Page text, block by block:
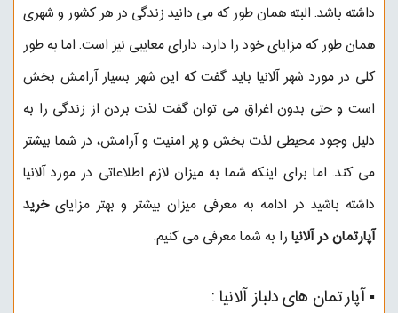
داشته باشد. البته همان طور که می دانید زندگی در هر کشور و شهری
همان طور که مزایای خود را دارد، دارای معایبی نیز است. اما به طور
کلی در مورد شهر آلانیا باید گفت که این شهر بسیار آرامش بخش
است و حتی بدون اغراق می توان گفت لذت بردن از زندگی را به
دلیل وجود محیطی لذت بخش و پر امنیت و آرامش، در شما بیشتر
می کند. اما برای اینکه شما به میزان لازم اطلاعاتی در مورد آلانیا
داشته باشید در ادامه به معرفی میزان بیشتر و بهتر مزایایخرید
آپارتمان در آلانیارا به شما معرفی می کنیم.
▪︎ آپارتمان های دلباز آلانیا :